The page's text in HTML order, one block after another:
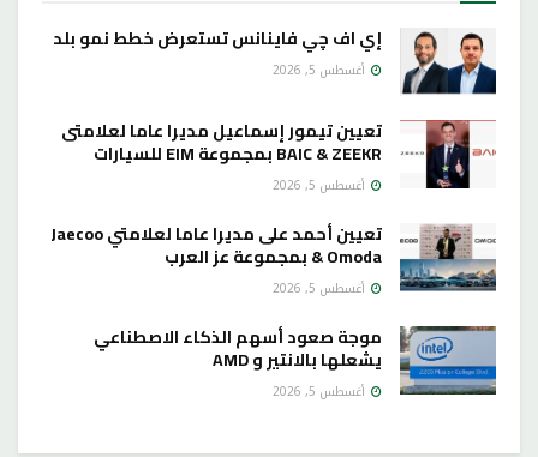
إي اف چي فاينانس تستعرض خطط نمو بلد
أغسطس 5, 2026
تعيين تيمور إسماعيل مديرا عاما لعلامتى
BAIC & ZEEKR بمجموعة EIM للسيارات
أغسطس 5, 2026
تعيين أحمد على مديرا عاما لعلامتي Jaecoo
& Omoda بمجموعة عز العرب
أغسطس 5, 2026
موجة صعود أسهم الذكاء الاصطناعي
يشعلها بالانتير و AMD
أغسطس 5, 2026